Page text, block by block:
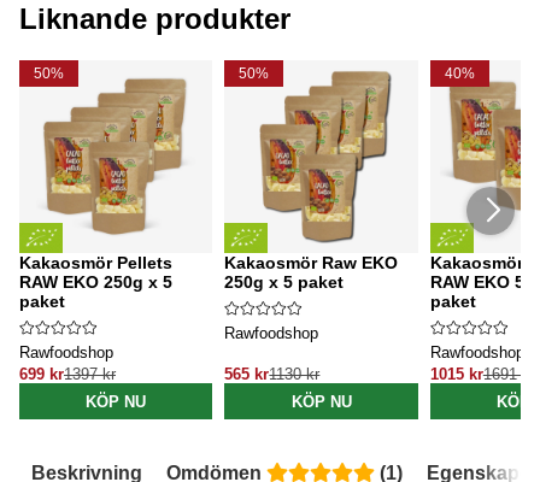
Liknande produkter
50%
Kakaosmör Pellets
RAW EKO 250g x 5
paket
Rawfoodshop
699 kr1397 kr
KÖP NU
50%
Kakaosmör Raw EKO
250g x 5 paket
Rawfoodshop
565 kr1130 kr
KÖP NU
40%
Kakaosmör
RAW EKO
paket
Rawfoodshop
1015 kr1691 kr
KÖP
Beskrivning Omdömen (1) Egenskaper